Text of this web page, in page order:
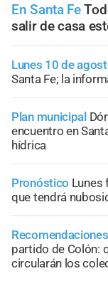
En Santa Fe
salir de casa
Lunes 10 de
Santa Fe; la
Plan municipal
encuentro en
hídrica
Pronóstico Lunes
que tendrá
Recomendaciones
partido de Colón:
circularán los